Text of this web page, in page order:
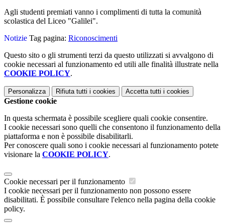
Agli studenti premiati vanno i complimenti di tutta la comunità
scolastica del Liceo "Galilei".
Notizie Tag pagina: Riconoscimenti
Questo sito o gli strumenti terzi da questo utilizzati si avvalgono di
cookie necessari al funzionamento ed utili alle finalità illustrate nella
COOKIE POLICY.
Personalizza Rifiuta tutti i cookies Accetta tutti i cookies
Gestione cookie
In questa schermata è possibile scegliere quali cookie consentire.
I cookie necessari sono quelli che consentono il funzionamento della
piattaforma e non è possibile disabilitarli.
Per conoscere quali sono i cookie necessari al funzionamento potete
visionare la COOKIE POLICY.
Cookie necessari per il funzionamento
I cookie necessari per il funzionamento non possono essere
disabilitati. È possibile consultare l'elenco nella pagina della cookie
policy.